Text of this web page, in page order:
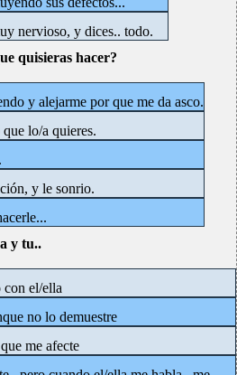
nervioso, y dices.. todo.
quisieras hacer?
y alejarme por que me da asco.
lo/a quieres.
y le sonrio.
y tu..
con el/ella
no lo demuestre
me afecte